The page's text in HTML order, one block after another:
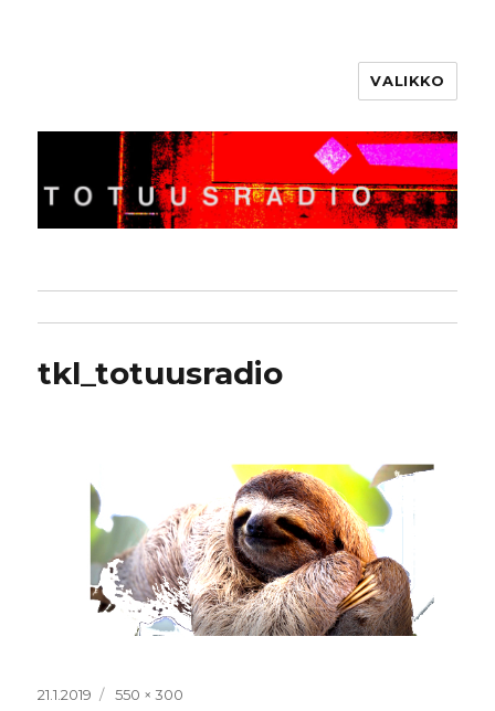
VALIKKO
tkl_totuusradio
Julkaistu
21.1.2019 Täysikokoinen
550 × 300